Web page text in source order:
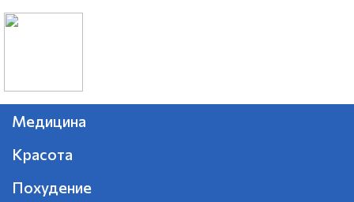
Медицина
Красота
Похудение